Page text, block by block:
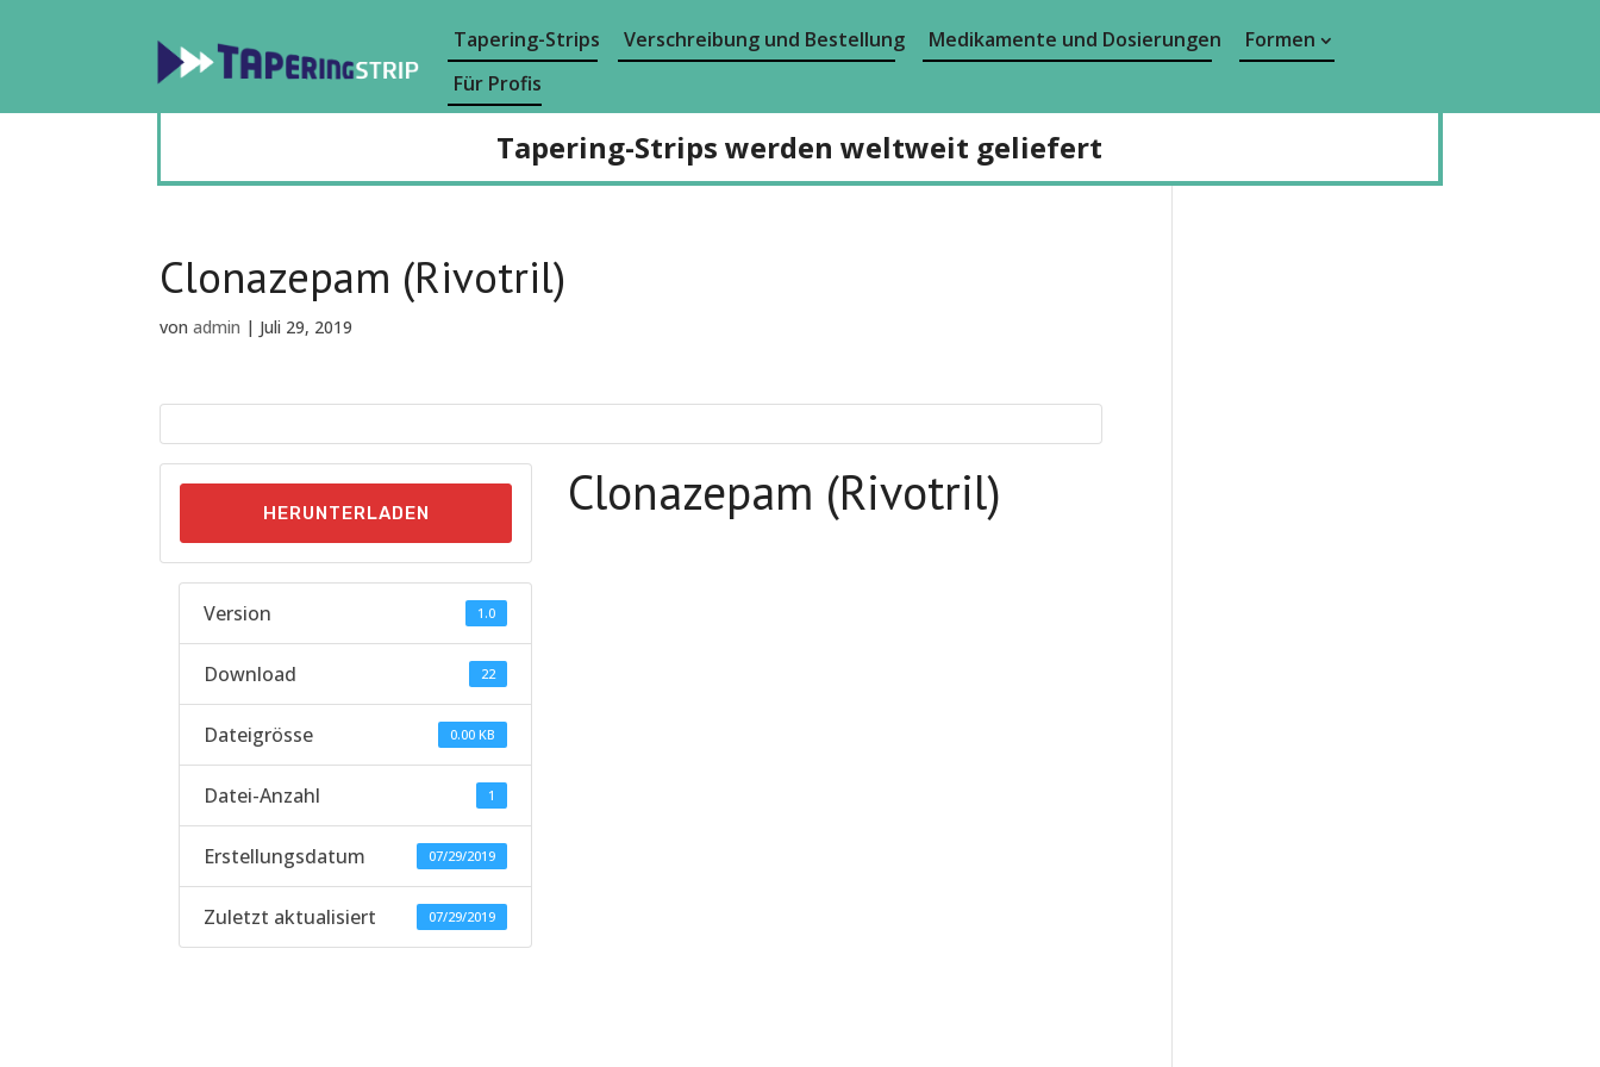
Tapering-Strips Verschreibung und Bestellung Medikamente und Dosierungen
Formen
Für Profis
Tapering-Strips werden weltweit geliefert
Clonazepam (Rivotril)
vonadmin | Juli 29, 2019
HERUNTERLADEN
Version 1.0
Download 22
Dateigrösse 0.00 KB
Datei-Anzahl 1
Erstellungsdatum 07/29/2019
Zuletzt aktualisiert 07/29/2019
Clonazepam (Rivotril)